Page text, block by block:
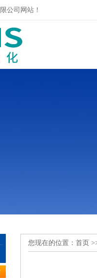
公司网站！
您现在的位置： 首页